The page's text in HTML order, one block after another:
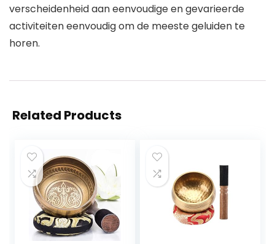
verscheidenheid aan eenvoudige en gevarieerde
activiteiten eenvoudig om de meeste geluiden te
horen.
Related Products